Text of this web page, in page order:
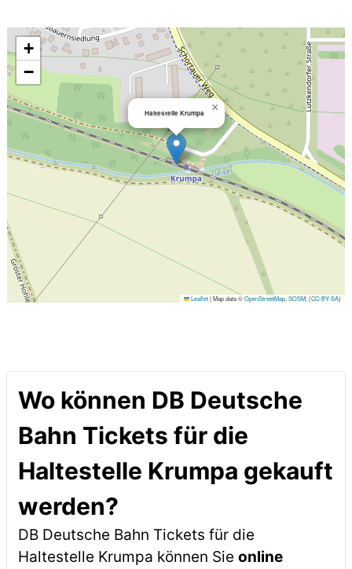
Haltestelle Krumpa ×
+
−
Leaflet|Map data ©OpenStreetMap ,SOSM , (CC-BY-SA)
Wo können DB Deutsche
Bahn Tickets für die
Haltestelle Krumpa gekauft
werden?
DB Deutsche Bahn Tickets für die
Haltestelle Krumpa können Sie online